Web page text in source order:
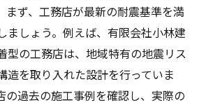
まず、工務店が最新の耐震基準を満
ましょう。例えば、有限会社小林建
型の工務店は、地域特有の地震リス
造を取り入れた設計を行っていま
の過去の施工事例を確認し、実際の